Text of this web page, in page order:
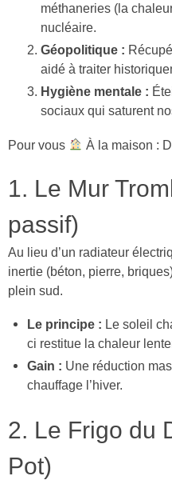
méthaneries (la
nucléaire.
Géopolitique :
aidé à traiter
Hygiène mentale :
sociaux qui saturent
Pour vous À la maison :
1. Le Mur
passif)
Au lieu d’un radiateur
inertie (béton, pierre,
plein sud.
Le principe : Le soleil
ci restitue la chaleur
Gain : Une réduction
chauffage l’hiver.
2. Le Frigo du
Pot)